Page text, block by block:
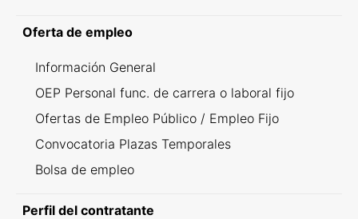
Oferta de empleo
Información General
OEP Personal func. de carrera o laboral fijo
Ofertas de Empleo Público / Empleo Fijo
Convocatoria Plazas Temporales
Bolsa de empleo
Perfil del contratante